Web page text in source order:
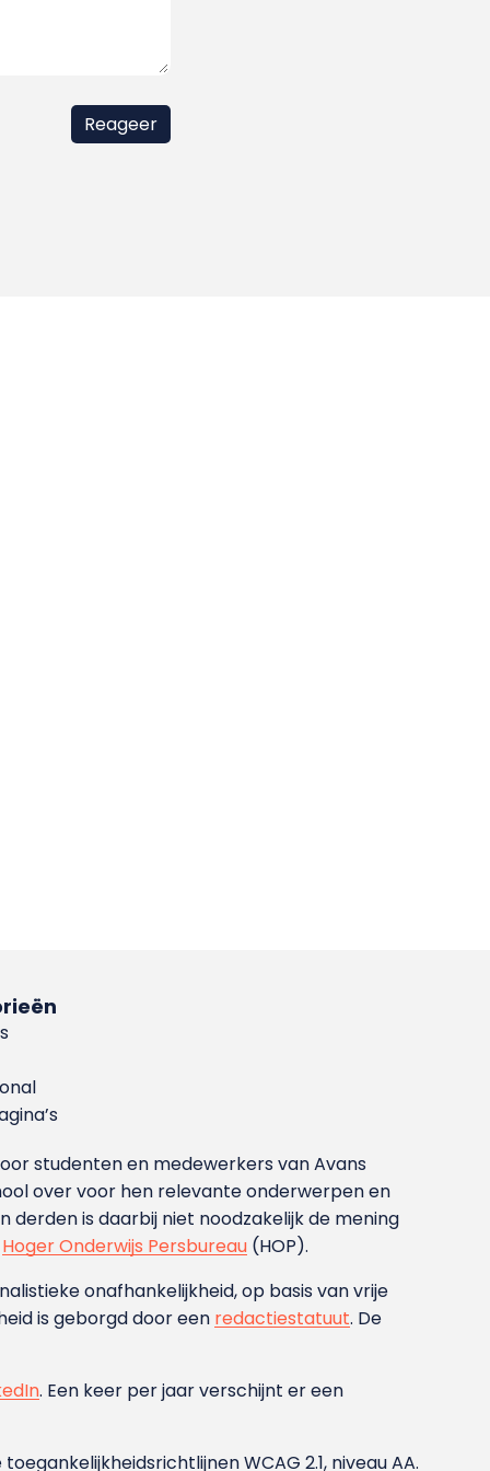
studenten en medewerkers van Avans
over voor hen relevante onderwerpen en
is daarbij niet noodzakelijk de mening
Hoger Onderwijs Persbureau (HOP).
onafhankelijkheid, op basis van vrije
is geborgd door een redactiestatuut. De
. Een keer per jaar verschijnt er een
WCAG 2.1, niveau AA.